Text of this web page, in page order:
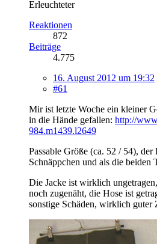
Erleuchteter
Reaktionen
872
Beiträge
4.775
16. August 2012 um 19:32
#61
Mir ist letzte Woche ein kleiner
in die Hände gefallen: http://
984.m1439.l2649
Passable Größe (ca. 52 / 54),
Schnäppchen und als die beiden
Die Jacke ist wirklich
noch zugenäht, die Hose ist
sonstige Schäden, wirklich guter